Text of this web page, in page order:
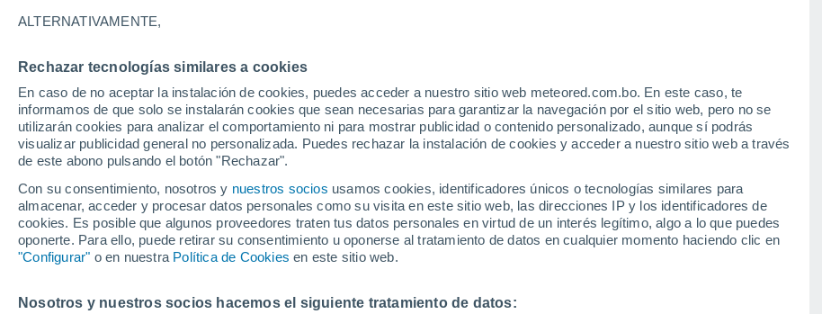
ALTERNATIVAMENTE,
Rechazar tecnologías similares a cookies
En caso de no aceptar la instalación de cookies, puedes acceder a nuestro sitio web meteored.com.bo. En este caso, te
informamos de que solo se instalarán cookies que sean necesarias para garantizar la navegación por el sitio web, pero no se
utilizarán cookies para analizar el comportamiento ni para mostrar publicidad o contenido personalizado, aunque sí podrás
visualizar publicidad general no personalizada. Puedes rechazar la instalación de cookies y acceder a nuestro sitio web a través
de este abono pulsando el botón "Rechazar".
Con su consentimiento, nosotros y nuestros socios usamos cookies, identificadores únicos o tecnologías similares para
almacenar, acceder y procesar datos personales como su visita en este sitio web, las direcciones IP y los identificadores de
cookies. Es posible que algunos proveedores traten tus datos personales en virtud de un interés legítimo, algo a lo que puedes
oponerte. Para ello, puede retirar su consentimiento u oponerse al tratamiento de datos en cualquier momento haciendo clic en
"Configurar" o en nuestra Política de Cookies en este sitio web.
Nosotros y nuestros socios hacemos el siguiente tratamiento de datos:
Chagny
33°
15°
Bourbon-
Lancy
33°
17°
33°
Louhans
15°
Gueugnon
16°
32°
16°
Saint-Vallier
32°
15°
Le Creusot
33°
Chalon-sur-
33°
15°
Couches
15°
Etang-sur-
Arroux
33°
16°
Bois